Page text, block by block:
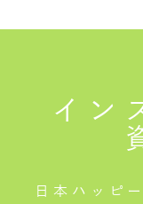
イン
日本ハッピ